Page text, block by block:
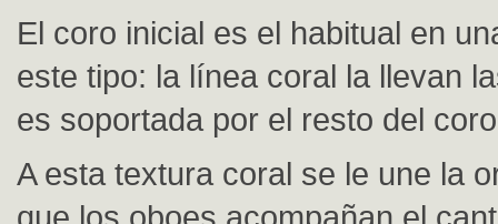
El coro inicial es el habitual en
este tipo: la línea coral la llevan
es soportada por el resto del
A esta textura coral se le une la